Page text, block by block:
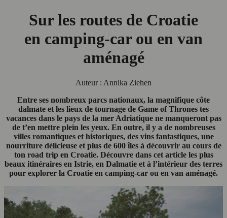
Sur les routes de Croatie
en camping-car ou en van
aménagé
Auteur : Annika Ziehen
Entre ses nombreux parcs nationaux, la magnifique côte
dalmate et les lieux de tournage de Game of Thrones tes
vacances dans le pays de la mer Adriatique ne manqueront pas
de t’en mettre plein les yeux. En outre, il y a de nombreuses
villes romantiques et historiques, des vins fantastiques, une
nourriture délicieuse et plus de 600 îles à découvrir au cours de
ton road trip en Croatie. Découvre dans cet article les plus
beaux itinéraires en Istrie, en Dalmatie et à l’intérieur des terres
pour explorer la Croatie en camping-car ou en van aménagé.